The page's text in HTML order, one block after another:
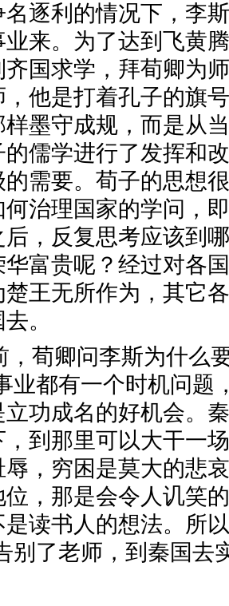
名逐利的情况下，李
来。为了达到飞黄
国求学，拜荀卿为
，他是打着孔子的旗
墨守成规，而是从
儒学进行了发挥和
需要。荀子的思想
治理国家的学问，
，反复思考应该到
富贵呢？经过对各
王无所作为，其它
。
，荀卿问李斯为什么
业都有一个时机问题
功成名的好机会。
，到那里可以大干一
，穷困是莫大的悲
位，那是会令人讥笑
读书人的想法。所
别了老师，到秦国去